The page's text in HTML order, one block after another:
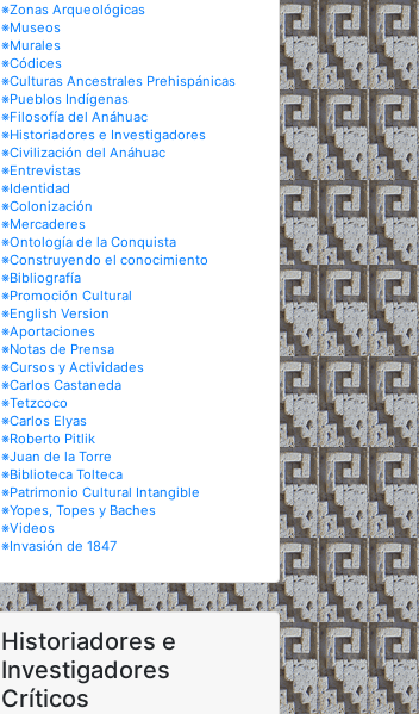
※Zonas Arqueológicas
※Museos
※Murales
※Códices
※Culturas Ancestrales Prehispánicas
※Pueblos Indígenas
※Filosofía del Anáhuac
※Historiadores e Investigadores
※Civilización del Anáhuac
※Entrevistas
※Identidad
※Colonización
※Mercaderes
※Ontología de la Conquista
※Construyendo el conocimiento
※Bibliografía
※Promoción Cultural
※English Version
※Aportaciones
※Notas de Prensa
※Cursos y Actividades
※Carlos Castaneda
※Tetzcoco
※Carlos Elyas
※Roberto Pitlik
※Juan de la Torre
※Biblioteca Tolteca
※Patrimonio Cultural Intangible
※Yopes, Topes y Baches
※Videos
※Invasión de 1847
Historiadores e
Investigadores
Críticos